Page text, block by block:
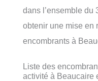
dans l’ensemble du
obtenir une mise en
encombrants à
Liste des
activité à Beaucaire